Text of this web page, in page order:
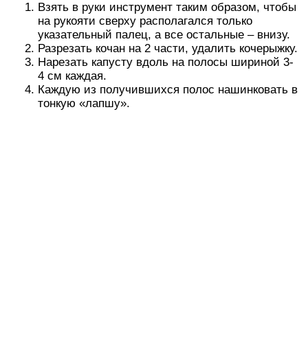
Взять в руки инструмент таким образом, чтобы
на рукояти сверху располагался только
указательный палец, а все остальные – внизу.
Разрезать кочан на 2 части, удалить кочерыжку.
Нарезать капусту вдоль на полосы шириной 3-
4 см каждая.
Каждую из получившихся полос нашинковать в
тонкую «лапшу».